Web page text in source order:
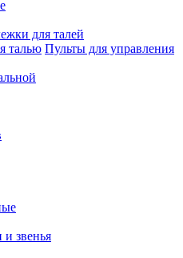
для талей
Пульты для управления
звенья